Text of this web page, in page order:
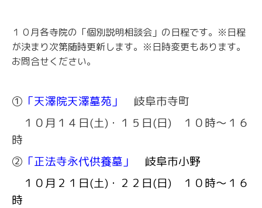
１０月各寺院の「個別説明相談会」の日程です。※日程
が決まり次第随時更新します。※日時変更もあります。
お問合せください。
① 「天澤院天澤墓苑」
岐阜市寺町
１０月１４日(土)・１５日(日) １０時～１６
時
② 「正法寺永代供養墓」
岐阜市小野
１０月２１日(土)・２２日(日) １０時～１６
時